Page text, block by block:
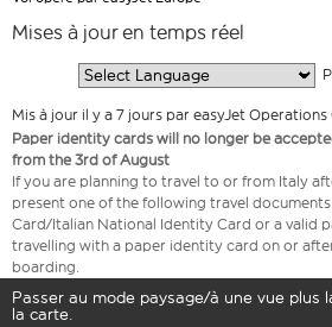
Mises à jour en temps réel
Mis à jour il y a 7 jours par easyJet
Paper identity cards will no longer be
from the 3rd of August
If you are planning to travel to or from Italy
present one of the following travel
Card/Italian National Identity Card or a valid
travelling with a paper identity card on or
boarding.
Passer au mode paysage/à une vue plus
la carte.